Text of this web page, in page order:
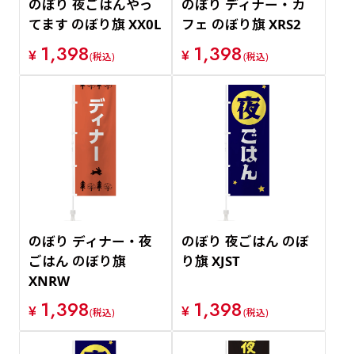
のぼり 夜ごはんやっ
てます のぼり旗 XX0L
¥ 1,398(税込)
のぼり ディナー・カ
フェ のぼり旗 XRS2
¥ 1,398(税込)
のぼり ディナー・夜
ごはん のぼり旗
XNRW
¥ 1,398(税込)
のぼり 夜ごはん のぼ
り旗 XJST
¥ 1,398(税込)